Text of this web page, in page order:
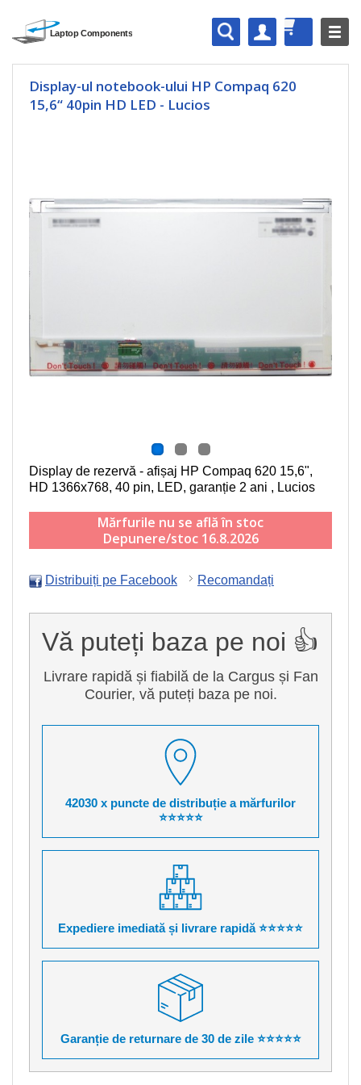
Display-ul notebook-ului HP Compaq 620
15,6“ 40pin HD LED - Lucios
Display de rezervă - afișaj HP Compaq 620 15,6",
HD 1366x768, 40 pin, LED, garanție 2 ani , Lucios
Mărfurile nu se află în stoc
Depunere/stoc 16.8.2026
Distribuiți pe Facebook Recomandați
Vă puteți baza pe noi 👍
Livrare rapidă și fiabilă de la Cargus și Fan
Courier, vă puteți baza pe noi.
42030 x puncte de distribuție a mărfurilor
⭐⭐⭐⭐⭐
Expediere imediată și livrare rapidă ⭐⭐⭐⭐⭐
Garanție de returnare de 30 de zile ⭐⭐⭐⭐⭐